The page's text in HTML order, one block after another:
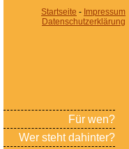
Für wen?
Wer steht dahinter?
Startseite - Impressum
Datenschutzerklärung